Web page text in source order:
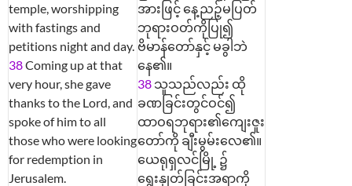
temple, worshipping
with fastings and
petitions night and day.
38Coming up at that
very hour, she gave
thanks to the Lord, and
spoke of him to all
those who were looking
for redemption in
Jerusalem.
အားဖြင့် နေ့ညဉ့်မပြတ်
ဘုရားဝတ်ကိုပြု၍
ဗိမာန်တော်နှင့် မခွါဘဲ
နေ၏။
38 သူသည်လည်း ထို
ခဏခြင်းတွင်ဝင်၍
ထာဝရဘုရား၏ကျေးဇူး
တော်ကို ချီးမွမ်းလေ၏။
ယေရုရှလင်မြို့ ၌
ရွေးနှုတ်ခြင်းအရာကို